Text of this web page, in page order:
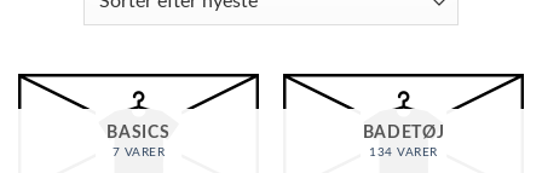
BASICS
7 VARER
BADETØJ
134 VARER